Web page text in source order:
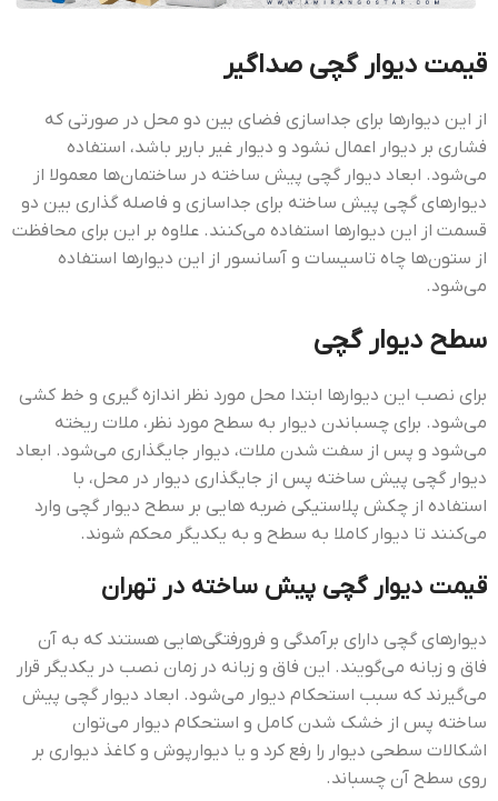
قيمت ديوار گچي صداگير
از این دیوارها برای جداسازی فضای بین دو محل در صورتی که
فشاری بر دیوار اعمال نشود و دیوار غیر باربر باشد، استفاده
می‌شود. ابعاد دیوار گچی پیش ساخته در ساختمان‌ها معمولا از
دیوارهای گچی پیش ساخته برای جداسازی و فاصله گذاری بین دو
قسمت از این دیوارها استفاده می‌کنند. علاوه بر این برای محافظت
از ستون‌ها چاه تاسیسات و آسانسور از این دیوارها استفاده
می‌شود.
سطح دیوار گچی
برای نصب این دیوارها ابتدا محل مورد نظر اندازه گیری و خط کشی
می‌شود. برای چسباندن دیوار به سطح مورد نظر، ملات ریخته
می‌شود و پس از سفت شدن ملات، دیوار جایگذاری می‌شود. ابعاد
دیوار گچی پیش ساخته پس از جایگذاری دیوار در محل، با
استفاده از چکش پلاستیکی ضربه هایی بر سطح دیوار گچی وارد
می‌کنند تا دیوار کاملا به سطح و به یکدیگر محکم شوند.
قيمت ديوار گچي پيش ساخته در تهران
دیوارهای گچی دارای برآمدگی و فرورفتگی‌هایی هستند که به آن
فاق و زبانه می‌گویند. این فاق و زبانه در زمان نصب در یکدیگر قرار
می‌گیرند که سبب استحکام دیوار می‌شود. ابعاد دیوار گچی پیش
ساخته پس از خشک شدن کامل و استحکام دیوار می‌توان
اشکالات سطحی دیوار را رفع کرد و یا دیوارپوش و کاغذ دیواری بر
روی سطح آن چسباند.